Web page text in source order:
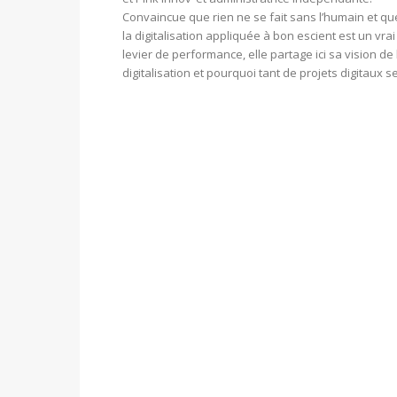
Convaincue que rien ne se fait sans l’humain et
la digitalisation appliquée à bon escient est un vrai
levier de performance, elle partage ici sa vision de
digitalisation et pourquoi tant de projets digitaux